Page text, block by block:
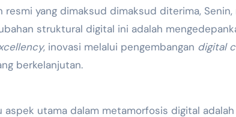
resmi yang dimaksud dimaksud diterima,
struktural digital ini adalah
, inovasi melalui pengembangan digital
berkelanjutan.
aspek utama dalam metamorfosis digital